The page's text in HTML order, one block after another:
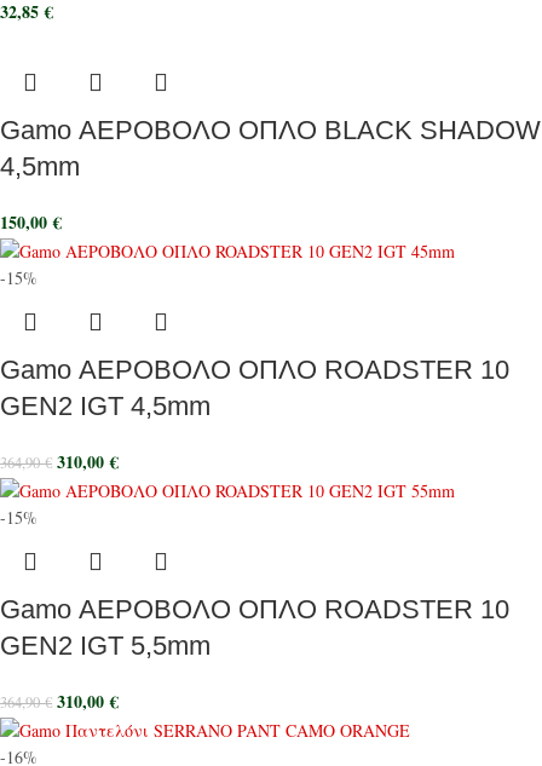
32,85€
Gamo ΑΕΡΟΒΟΛΟ ΟΠΛΟ BLACK SHADOW
4,5mm
150,00€
-15%
Gamo ΑΕΡΟΒΟΛΟ ΟΠΛΟ ROADSTER 10
GEN2 IGT 4,5mm
364,90€ 310,00€
-15%
Gamo ΑΕΡΟΒΟΛΟ ΟΠΛΟ ROADSTER 10
GEN2 IGT 5,5mm
364,90€ 310,00€
-16%